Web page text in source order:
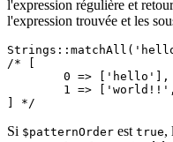
l'expression régulière et
l'expression trouvée et les
/* [
Si $patternOrder est true,